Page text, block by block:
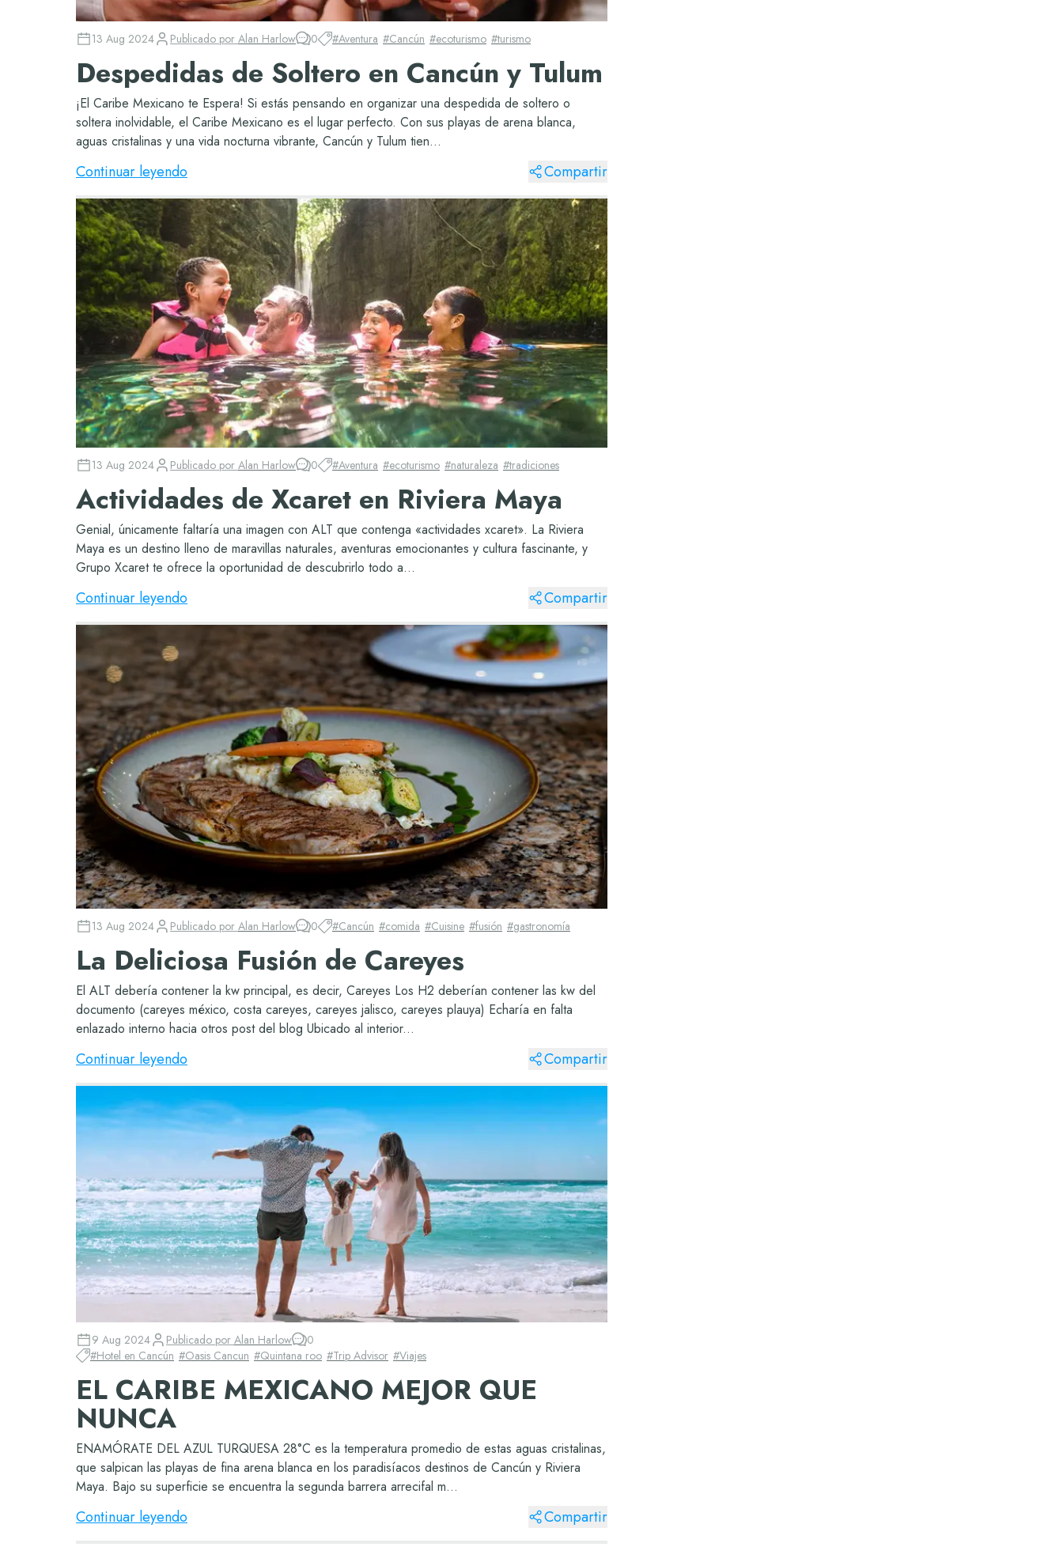
13 Aug 2024 Publicado por Alan Harlow 0 #Aventura #Cancún #ecoturismo #turismo
Despedidas de Soltero en Cancún y Tulum
¡El Caribe Mexicano te Espera! Si estás pensando en organizar una despedida de soltero o
soltera inolvidable, el Caribe Mexicano es el lugar perfecto. Con sus playas de arena blanca,
aguas cristalinas y una vida nocturna vibrante, Cancún y Tulum tien...
Continuar leyendo Compartir
13 Aug 2024 Publicado por Alan Harlow 0 #Aventura #ecoturismo #naturaleza #tradiciones
Actividades de Xcaret en Riviera Maya
Genial, únicamente faltaría una imagen con ALT que contenga «actividades xcaret». La Riviera
Maya es un destino lleno de maravillas naturales, aventuras emocionantes y cultura fascinante, y
Grupo Xcaret te ofrece la oportunidad de descubrirlo todo a...
Continuar leyendo Compartir
13 Aug 2024 Publicado por Alan Harlow 0 #Cancún #comida #Cuisine #fusión #gastronomía
La Deliciosa Fusión de Careyes
El ALT debería contener la kw principal, es decir, Careyes Los H2 deberían contener las kw del
documento (careyes méxico, costa careyes, careyes jalisco, careyes plauya) Echaría en falta
enlazado interno hacia otros post del blog Ubicado al interior...
Continuar leyendo Compartir
9 Aug 2024 Publicado por Alan Harlow
0
#Hotel en Cancún #Oasis Cancun #Quintana roo #Trip Advisor #Viajes
EL CARIBE MEXICANO MEJOR QUE
NUNCA
ENAMÓRATE DEL AZUL TURQUESA 28°C es la temperatura promedio de estas aguas cristalinas,
que salpican las playas de fina arena blanca en los paradisíacos destinos de Cancún y Riviera
Maya. Bajo su superficie se encuentra la segunda barrera arrecifal m...
Continuar leyendo Compartir